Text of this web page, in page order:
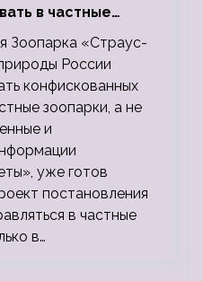
в частные
Зоопарка «Страус-
России
конфискованных
зоопарки, а не
и
уже готов
постановления
в частные
в…